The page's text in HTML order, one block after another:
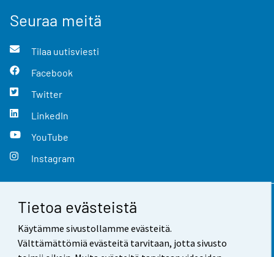
Tietoa evästeistä
Käytämme sivustollamme evästeitä.
Välttämättömiä evästeitä tarvitaan, jotta sivusto
Seuraa meitä
Tilaa uutisviesti
Facebook
Twitter
LinkedIn
YouTube
Instagram
Yhteystiedot
Palaute